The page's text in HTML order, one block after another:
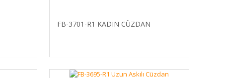
FB-3701-R1 KADIN CÜZDAN